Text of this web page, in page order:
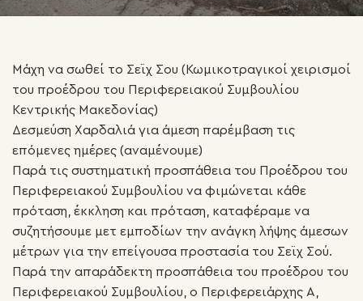
Μάχη να σωθεί το Σεϊχ Σου (Κωμικοτραγικοί χειρισμοί
του προέδρου του Περιφερειακού Συμβουλίου
Κεντρικής Μακεδονίας)
Δεσμεύση Χαρδαλιά για άμεση παρέμβαση τις
επόμενες ημέρες (αναμένουμε)
Παρά τις συστηματική προσπάθεια του Προέδρου του
Περιφερειακού Συμβουλίου να φιμώνεται κάθε
πρόταση, έκκληση και πρόταση, καταφέραμε να
συζητήσουμε μετ εμποδίων την ανάγκη λήψης άμεσων
μέτρων για την επείγουσα προστασία του Σεϊχ Σού.
Παρά την απαράδεκτη προσπάθεια του προέδρου του
Περιφερειακού Συμβουλίου, ο Περιφερειάρχης Α,